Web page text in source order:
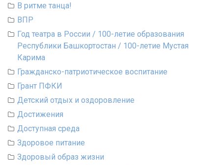
В ритме танца!
ВПР
Год театра в России / 100-летие образования
Республики Башкортостан / 100-летие Мустая
Карима
Гражданско-патриотическое воспитание
Грант ПФКИ
Детский отдых и оздоровление
Достижения
Доступная среда
Здоровое питание
Здоровый образ жизни